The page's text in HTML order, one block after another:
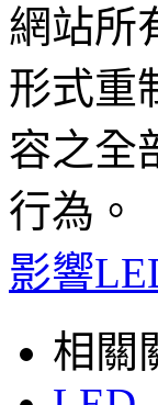
網站所
形式重
容之全
行為。
影響
相關